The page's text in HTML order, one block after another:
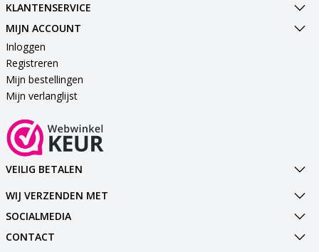
KLANTENSERVICE
MIJN ACCOUNT
Inloggen
Registreren
Mijn bestellingen
Mijn verlanglijst
VEILIG BETALEN
WIJ VERZENDEN MET
SOCIALMEDIA
CONTACT